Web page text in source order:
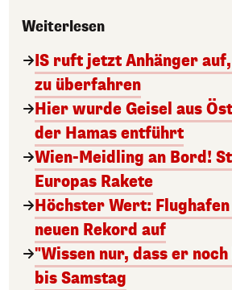
Weiterlesen
IS ruft jetzt Anhänger
zu überfahren
Hier wurde Geisel aus
der Hamas entführt
Wien-Meidling an Bord!
Europas Rakete
Höchster Wert:
neuen Rekord auf
"Wissen nur, dass er
bis Samstag